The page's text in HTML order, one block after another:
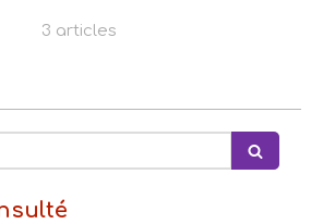
3 articles